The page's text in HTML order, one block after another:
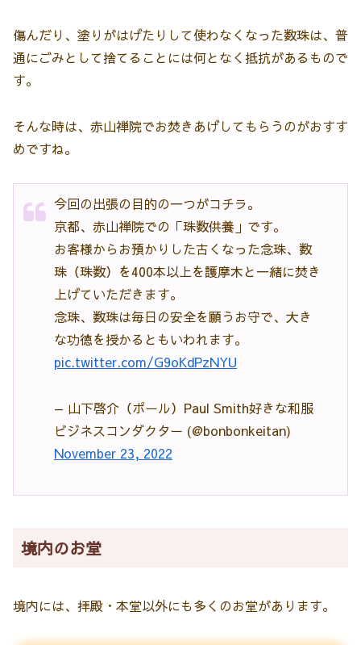
傷んだり、塗りがはげたりして使わなくなった数珠は、普
通にごみとして捨てることには何となく抵抗があるもので
す。
そんな時は、赤山禅院でお焚きあげしてもらうのがおすす
めですね。
今回の出張の目的の一つがコチラ。
京都、赤山禅院での「珠数供養」です。
お客様からお預かりした古くなった念珠、数
珠（珠数）を400本以上を護摩木と一緒に焚き
上げていただきます。
念珠、数珠は毎日の安全を願うお守で、大き
な功徳を授かるともいわれます。
pic.twitter.com/G9oKdPzNYU
— 山下啓介（ポール）Paul Smith好きな和服
ビジネスコンダクター (@bonbonkeitan)
November 23, 2022
境内のお堂
境内には、拝殿・本堂以外にも多くのお堂があります。